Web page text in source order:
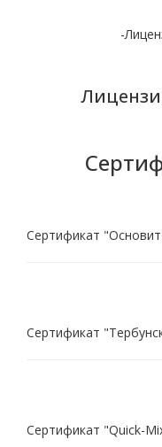
-
Сертификат
Сертификат
Сертификат "Quick-